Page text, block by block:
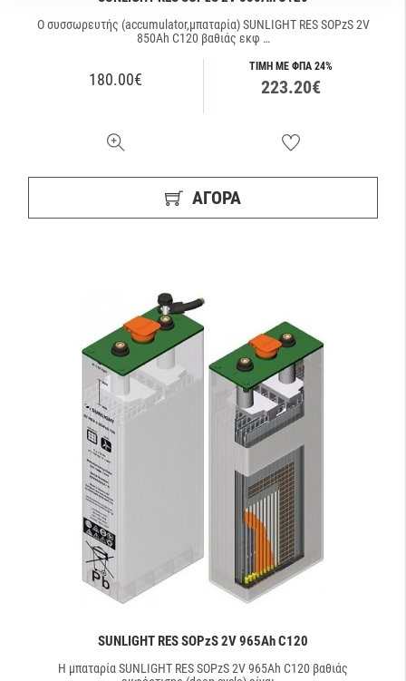
Ο συσσωρευτής (accumulator,μπαταρία) SUNLIGHT RES SOPzS 2V
850Ah C120 βαθιάς εκφ …
180.00€
ΤΙΜΗ ΜΕ ΦΠΑ 24%
223.20€
ΑΓΟΡΑ
SUNLIGHT RES SOPzS 2V 965Ah C120
Η μπαταρία SUNLIGHT RES SOPzS 2V 965Ah C120 βαθιάς